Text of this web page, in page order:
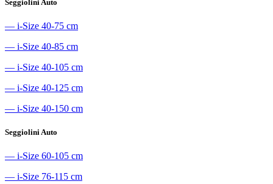
Seggiolini Auto
― i-Size 40-75 cm
― i-Size 40-85 cm
― i-Size 40-105 cm
― i-Size 40-125 cm
― i-Size 40-150 cm
Seggiolini Auto
― i-Size 60-105 cm
― i-Size 76-115 cm